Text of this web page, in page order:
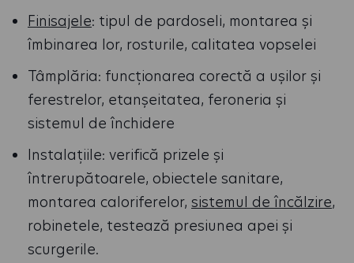
Finisajele: tipul de pardoseli, montarea și
îmbinarea lor, rosturile, calitatea vopselei
Tâmplăria: funcționarea corectă a ușilor și
ferestrelor, etanșeitatea, feroneria și
sistemul de închidere
Instalațiile: verifică prizele și
întrerupătoarele, obiectele sanitare,
montarea caloriferelor, sistemul de încălzire,
robinetele, testează presiunea apei și
scurgerile.